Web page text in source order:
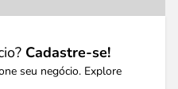
Cadastre-se!
seu negócio. Explore